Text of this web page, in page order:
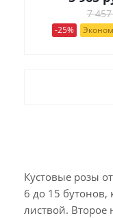
7
-25%
Кустовые розы
6 до 15 бутонов,
листвой. Второе